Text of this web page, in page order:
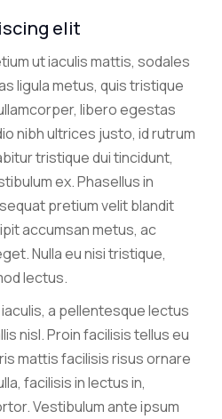
elit
ut iaculis mattis, sodales
ligula metus, quis tristique
libero egestas
nibh ultrices justo, id rutrum
tristique dui tincidunt,
ex. Phasellus in
pretium velit blandit
accumsan metus, ac
Nulla eu nisi tristique,
lectus.
a pellentesque lectus
nisl. Proin facilisis tellus eu
mattis facilisis risus ornare
facilisis in lectus in,
Vestibulum ante ipsum